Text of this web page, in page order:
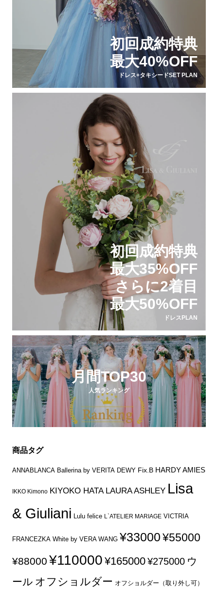
初回成約特典
最大40%OFF
ドレス+タキシードSET PLAN
初回成約特典
最大35%OFF
さらに2着目
最大50%OFF
ドレスPLAN
月間TOP30
人気ランキング
商品タグ
ANNABLANCA Ballerina by VERITA DEWY Fix.B HARDY AMIES
IKKO Kimono KIYOKO HATA LAURA ASHLEY Lisa
& Giuliani Lulu felice L`ATELIER MARIAGE VICTRIA
FRANCEZKA White by VERA WANG ¥33000¥55000
¥88000 ¥110000 ¥165000¥275000 ウ
ール オフショルダー オフショルダー（取り外し可）